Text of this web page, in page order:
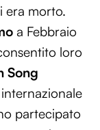
era morto.
a Febbraio
loro
Song
partecipato